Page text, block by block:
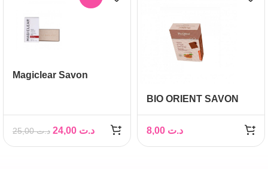
Magiclear Savon
د.ت25,00 د.ت
BIO ORIENT SAVON
L’HUILE D’AMANDE
DOUCE
د.ت